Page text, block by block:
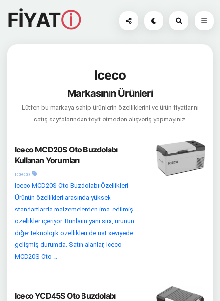
FİYATⓘ
|
Iceco
Markasının Ürünleri
Lütfen bu markaya sahip ürünlerin özelliklerini ve ürün fiyatlarını
satış sayfalarından teyit etmeden alışveriş yapmayınız.
Iceco MCD20S Oto Buzdolabı
Kullanan Yorumları
iceco
Iceco MCD20S Oto Buzdolabı Özellikleri
Ürünün özellikleri arasında yüksek
standartlarda malzemelerden imal edilmiş
özellikler içeriyor. Bunların yanı sıra, ürünün
diğer teknolojik özellikleri de üst seviyede
gelişmiş durumda. Satın alanlar, Iceco
MCD20S Oto ...
Iceco YCD45S Oto Buzdolabı